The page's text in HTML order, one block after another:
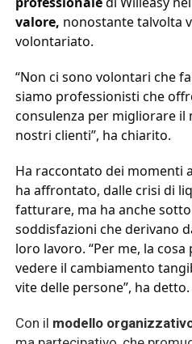
valore, nonostante talvolta
volontariato.
“Non ci sono volontari che
siamo professionisti che
consulenza per migliorare il
nostri clienti”, ha chiarito.
Ha raccontato dei momenti
ha affrontato, dalle crisi di
fatturare, ma ha anche
soddisfazioni che derivano
loro lavoro. “Per me, la
vedere il cambiamento
vite delle persone”, ha detto.
Con il modello